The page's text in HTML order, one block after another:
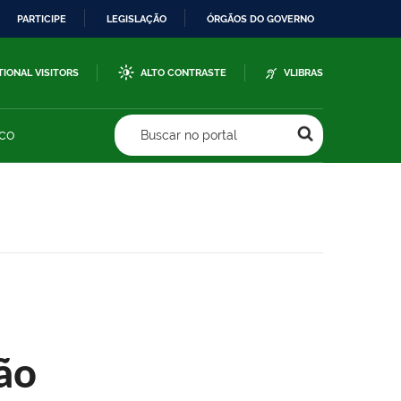
PARTICIPE LEGISLAÇÃO ÓRGÃOS DO GOVERNO
VISITORS ALTO CONTRASTE VLIBRAS
Buscar no portal